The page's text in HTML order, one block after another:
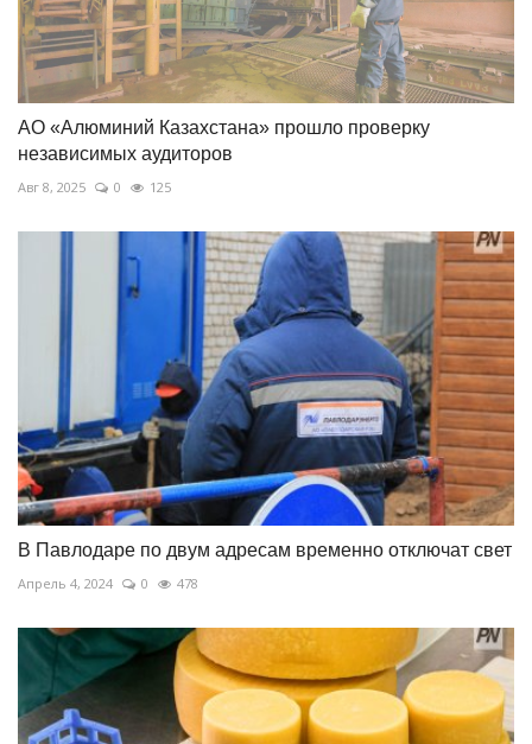
АО «Алюминий Казахстана» прошло проверку
независимых аудиторов
Авг 8, 2025 0 125
В Павлодаре по двум адресам временно отключат свет
Апрель 4, 2024 0 478